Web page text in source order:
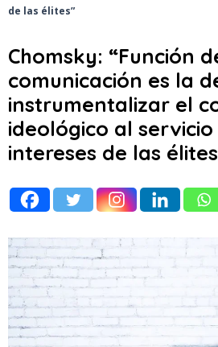
de las élites”
Chomsky: “Función
comunicación es la
instrumentalizar el
ideológico al servicio
intereses de las